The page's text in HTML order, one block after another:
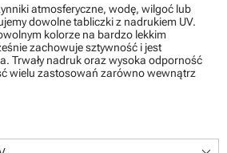
atmosferyczne, wodę, wilgoć lub
dowolne tabliczki z nadrukiem UV.
kolorze na bardzo lekkim
zachowuje sztywność i jest
Trwały nadruk oraz wysoka odporność
wielu zastosowań zarówno wewnątrz